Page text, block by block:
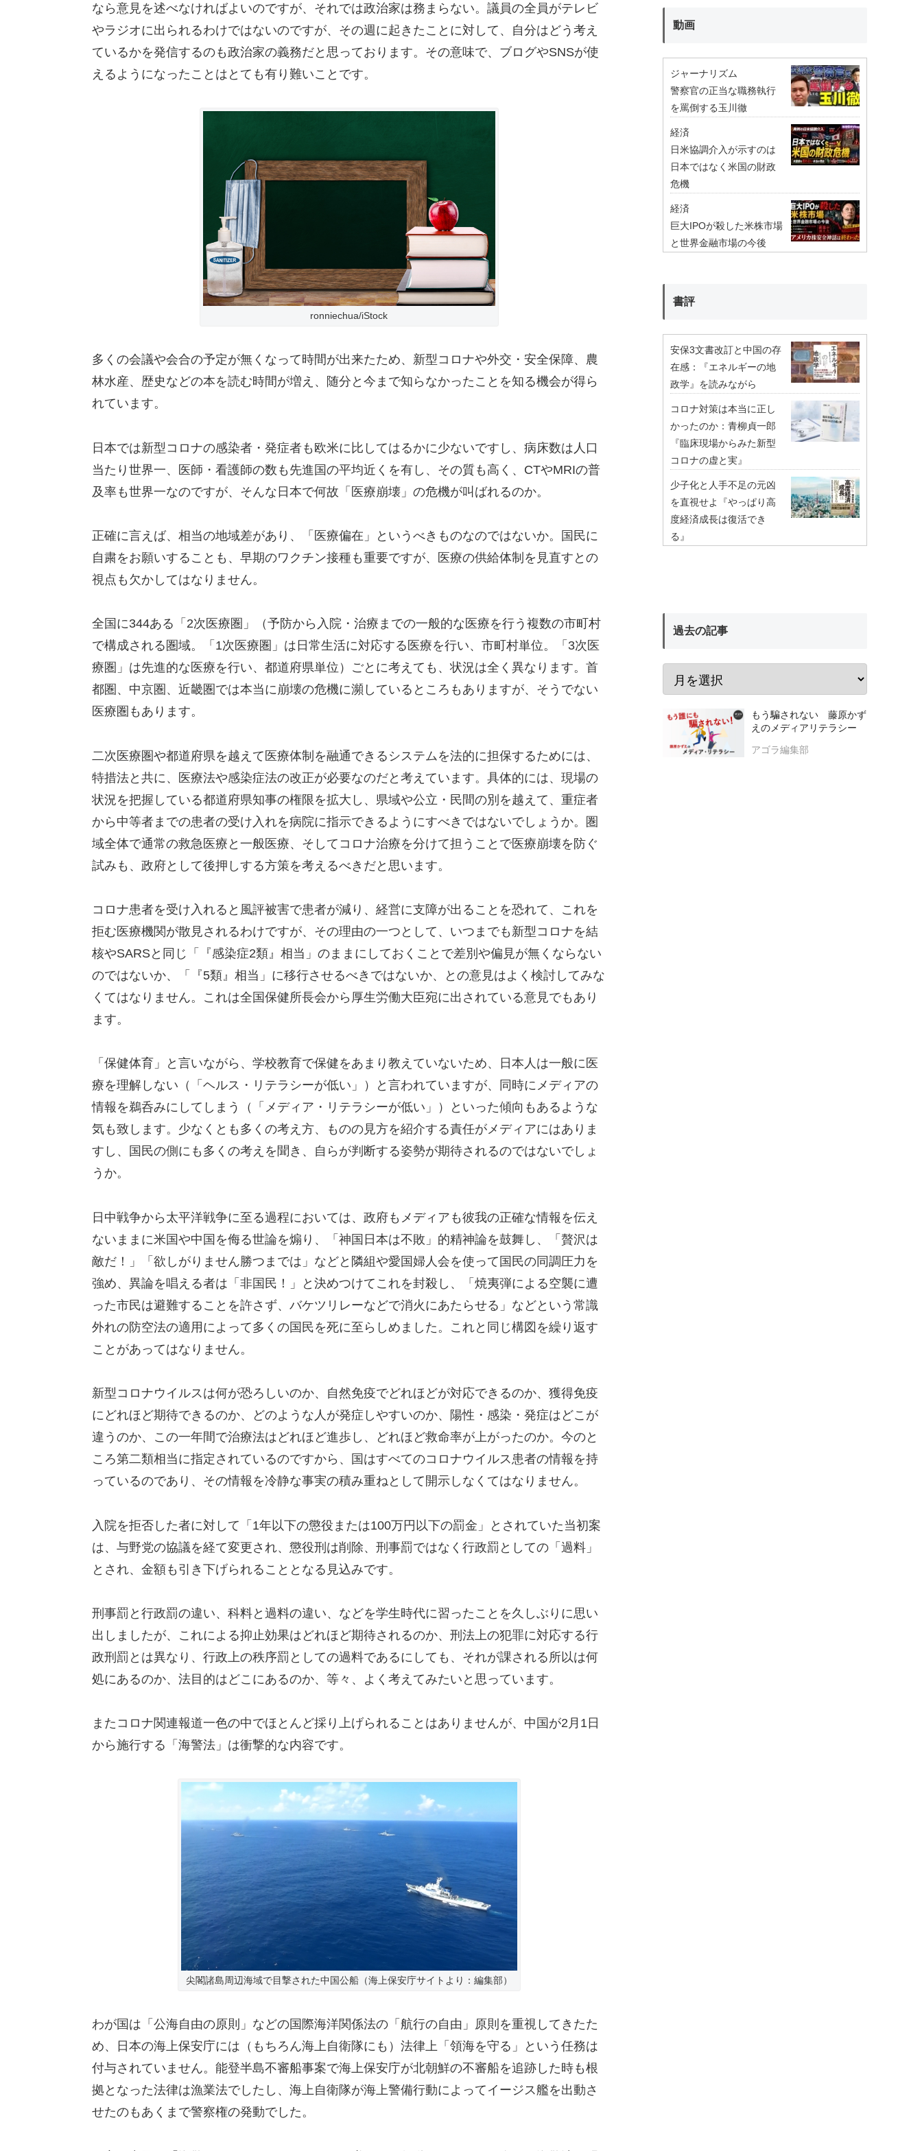
なら意見を述べなければよいのですが、それでは政治家は務まらない。議員の全員がテレビ
やラジオに出られるわけではないのですが、その週に起きたことに対して、自分はどう考え
ているかを発信するのも政治家の義務だと思っております。その意味で、ブログやSNSが使
えるようになったことはとても有り難いことです。
ronniechua/iStock
多くの会議や会合の予定が無くなって時間が出来たため、新型コロナや外交・安全保障、農
林水産、歴史などの本を読む時間が増え、随分と今まで知らなかったことを知る機会が得ら
れています。
日本では新型コロナの感染者・発症者も欧米に比してはるかに少ないですし、病床数は人口
当たり世界一、医師・看護師の数も先進国の平均近くを有し、その質も高く、CTやMRIの普
及率も世界一なのですが、そんな日本で何故「医療崩壊」の危機が叫ばれるのか。
正確に言えば、相当の地域差があり、「医療偏在」というべきものなのではないか。国民に
自粛をお願いすることも、早期のワクチン接種も重要ですが、医療の供給体制を見直すとの
視点も欠かしてはなりません。
全国に344ある「2次医療圏」（予防から入院・治療までの一般的な医療を行う複数の市町村
で構成される圏域。「1次医療圏」は日常生活に対応する医療を行い、市町村単位。「3次医
療圏」は先進的な医療を行い、都道府県単位）ごとに考えても、状況は全く異なります。首
都圏、中京圏、近畿圏では本当に崩壊の危機に瀕しているところもありますが、そうでない
医療圏もあります。
二次医療圏や都道府県を越えて医療体制を融通できるシステムを法的に担保するためには、
特措法と共に、医療法や感染症法の改正が必要なのだと考えています。具体的には、現場の
状況を把握している都道府県知事の権限を拡大し、県域や公立・民間の別を越えて、重症者
から中等者までの患者の受け入れを病院に指示できるようにすべきではないでしょうか。圏
域全体で通常の救急医療と一般医療、そしてコロナ治療を分けて担うことで医療崩壊を防ぐ
試みも、政府として後押しする方策を考えるべきだと思います。
コロナ患者を受け入れると風評被害で患者が減り、経営に支障が出ることを恐れて、これを
拒む医療機関が散見されるわけですが、その理由の一つとして、いつまでも新型コロナを結
核やSARSと同じ「『感染症2類』相当」のままにしておくことで差別や偏見が無くならない
のではないか、「『5類』相当」に移行させるべきではないか、との意見はよく検討してみな
くてはなりません。これは全国保健所長会から厚生労働大臣宛に出されている意見でもあり
ます。
「保健体育」と言いながら、学校教育で保健をあまり教えていないため、日本人は一般に医
療を理解しない（「ヘルス・リテラシーが低い」）と言われていますが、同時にメディアの
情報を鵜呑みにしてしまう（「メディア・リテラシーが低い」）といった傾向もあるような
気も致します。少なくとも多くの考え方、ものの見方を紹介する責任がメディアにはありま
すし、国民の側にも多くの考えを聞き、自らが判断する姿勢が期待されるのではないでしょ
うか。
日中戦争から太平洋戦争に至る過程においては、政府もメディアも彼我の正確な情報を伝え
ないままに米国や中国を侮る世論を煽り、「神国日本は不敗」的精神論を鼓舞し、「贅沢は
敵だ！」「欲しがりません勝つまでは」などと隣組や愛国婦人会を使って国民の同調圧力を
強め、異論を唱える者は「非国民！」と決めつけてこれを封殺し、「焼夷弾による空襲に遭
った市民は避難することを許さず、バケツリレーなどで消火にあたらせる」などという常識
外れの防空法の適用によって多くの国民を死に至らしめました。これと同じ構図を繰り返す
ことがあってはなりません。
新型コロナウイルスは何が恐ろしいのか、自然免疫でどれほどが対応できるのか、獲得免疫
にどれほど期待できるのか、どのような人が発症しやすいのか、陽性・感染・発症はどこが
違うのか、この一年間で治療法はどれほど進歩し、どれほど救命率が上がったのか。今のと
ころ第二類相当に指定されているのですから、国はすべてのコロナウイルス患者の情報を持
っているのであり、その情報を冷静な事実の積み重ねとして開示しなくてはなりません。
入院を拒否した者に対して「1年以下の懲役または100万円以下の罰金」とされていた当初案
は、与野党の協議を経て変更され、懲役刑は削除、刑事罰ではなく行政罰としての「過料」
とされ、金額も引き下げられることとなる見込みです。
刑事罰と行政罰の違い、科料と過料の違い、などを学生時代に習ったことを久しぶりに思い
出しましたが、これによる抑止効果はどれほど期待されるのか、刑法上の犯罪に対応する行
政刑罰とは異なり、行政上の秩序罰としての過料であるにしても、それが課される所以は何
処にあるのか、法目的はどこにあるのか、等々、よく考えてみたいと思っています。
またコロナ関連報道一色の中でほとんど採り上げられることはありませんが、中国が2月1日
から施行する「海警法」は衝撃的な内容です。
尖閣諸島周辺海域で目撃された中国公船（海上保安庁サイトより：編集部）
わが国は「公海自由の原則」などの国際海洋関係法の「航行の自由」原則を重視してきたた
め、日本の海上保安庁には（もちろん海上自衛隊にも）法律上「領海を守る」という任務は
付与されていません。能登半島不審船事案で海上保安庁が北朝鮮の不審船を追跡した時も根
拠となった法律は漁業法でしたし、海上自衛隊が海上警備行動によってイージス艦を出動さ
せたのもあくまで警察権の発動でした。
動画
ジャーナリズム
警察官の正当な職務執行
を罵倒する玉川徹
経済
日米協調介入が示すのは
日本ではなく米国の財政
危機
経済
巨大IPOが殺した米株市場
と世界金融市場の今後
書評
安保3文書改訂と中国の存
在感：『エネルギーの地
政学』を読みながら
コロナ対策は本当に正し
かったのか：青柳貞一郎
『臨床現場からみた新型
コロナの虚と実』
少子化と人手不足の元凶
を直視せよ『やっぱり高
度経済成長は復活でき
る』
過去の記事
もう騙されない 藤原かず
えのメディアリテラシー
アゴラ編集部